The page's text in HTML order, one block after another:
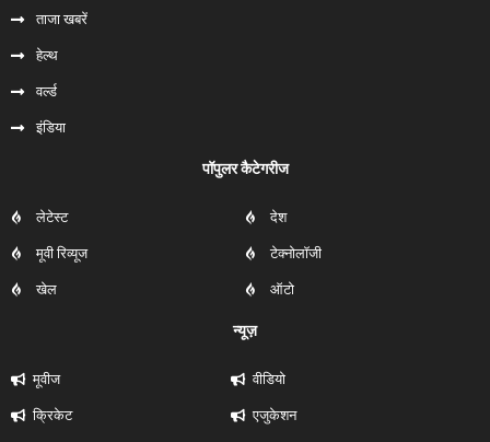
ताजा खबरें
हेल्‍थ
वर्ल्ड
इंडिया
पॉपुलर कैटेगरीज
लेटेस्ट
मूवी रिव्यूज
खेल
देश
टेक्नोलॉजी
ऑटो
न्यूज़
मूवीज
क्रिकेट
वीडियो
एजुकेशन